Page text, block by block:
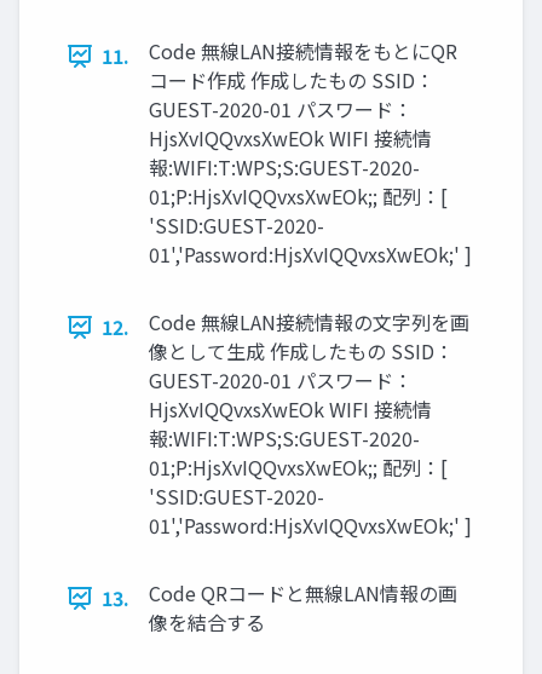
11.
Code 無線LAN接続情報をもとにQR
コード作成 作成したもの SSID：
GUEST-2020-01 パスワード：
HjsXvIQQvxsXwEOk WIFI 接続情
報:WIFI:T:WPS;S:GUEST-2020-
01;P:HjsXvIQQvxsXwEOk;; 配列：[
'SSID:GUEST-2020-
01','Password:HjsXvIQQvxsXwEOk;' ]
12.
Code 無線LAN接続情報の文字列を画
像として生成 作成したもの SSID：
GUEST-2020-01 パスワード：
HjsXvIQQvxsXwEOk WIFI 接続情
報:WIFI:T:WPS;S:GUEST-2020-
01;P:HjsXvIQQvxsXwEOk;; 配列：[
'SSID:GUEST-2020-
01','Password:HjsXvIQQvxsXwEOk;' ]
13.
Code QRコードと無線LAN情報の画
像を結合する